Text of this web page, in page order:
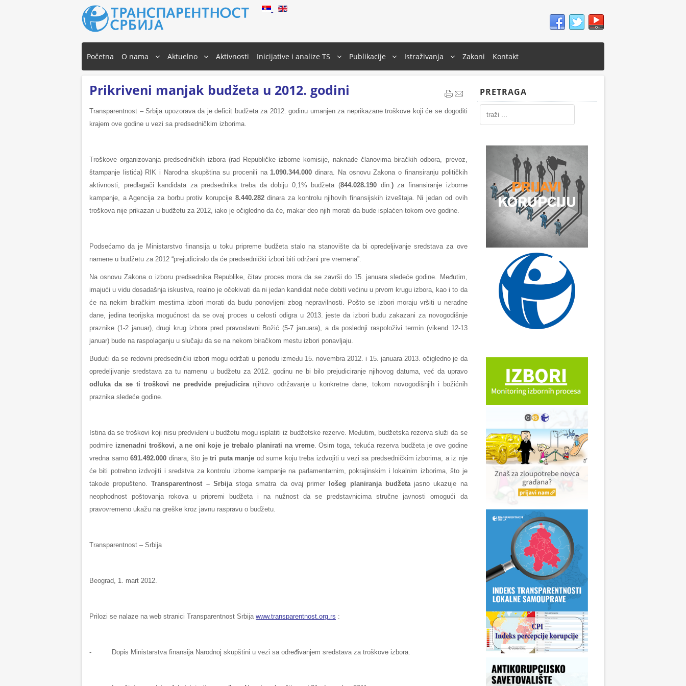
Početna O nama Aktuelno Aktivnosti Inicijative i analize TS Publikacije Istraživanja Zakoni Kontakt
Prikriveni manjak budžeta u 2012. godini
Transparentnost – Srbija upozorava da je deficit budžeta za 2012. godinu umanjen za neprikazane troškove koji će se dogoditi
krajem ove godine u vezi sa predsedničkim izborima.
Troškove organizovanja predsedničkih izbora (rad Republičke izborne komisije, naknade članovima biračkih odbora, prevoz,
štampanje listića) RIK i Narodna skupština su procenili na 1.090.344.000dinara. Na osnovu Zakona o finansiranju političkih
aktivnosti, predlagači kandidata za predsednika treba da dobiju 0,1% budžeta (844.028.190 din. )za finansiranje izborne
kampanje, a Agencija za borbu protiv korupcije 8.440.282dinara za kontrolu njihovih finansijskih izveštaja. Ni jedan od ovih
troškova nije prikazan u budžetu za 2012, iako je očigledno da će, makar deo njih morati da bude isplaćen tokom ove godine.
Podsećamo da je Ministarstvo finansija u toku pripreme budžeta stalo na stanovište da bi opredeljivanje sredstava za ove
namene u budžetu za 2012 “prejudiciralo da će predsednički izbori biti održani pre vremena”.
Na osnovu Zakona o izboru predsednika Republike, čitav proces mora da se završi do 15. januara sledeće godine. Međutim,
imajući u vidu dosadašnja iskustva, realno je očekivati da ni jedan kandidat neće dobiti većinu u prvom krugu izbora, kao i to da
će na nekim biračkim mestima izbori morati da budu ponovljeni zbog nepravilnosti. Pošto se izbori moraju vršiti u neradne
dane, jedina teorijska mogućnost da se ovaj proces u celosti odigra u 2013. jeste da izbori budu zakazani za novogodišnje
praznike (1-2 januar), drugi krug izbora pred pravoslavni Božić (5-7 januara), a da poslednji raspoloživi termin (vikend 12-13
januar) bude na raspolaganju u slučaju da se na nekom biračkom mestu izbori ponavljaju.
Budući da se redovni predsednički izbori mogu održati u periodu između 15. novembra 2012. i 15. januara 2013. očigledno je da
opredeljivanje sredstava za tu namenu u budžetu za 2012. godinu ne bi bilo prejudiciranje njihovog datuma, već da upravo
odluka da se ti troškovi ne predvide prejudiciranjihovo održavanje u konkretne dane, tokom novogodišnjih i božićnih
praznika sledeće godine.
Istina da se troškovi koji nisu predviđeni u budžetu mogu isplatiti iz budžetske rezerve. Međutim, budžetska rezerva služi da se
podmire iznenadni troškovi, a ne oni koje je trebalo planirati na vreme. Osim toga, tekuća rezerva budžeta je ove godine
vredna samo691.492.000 dinara, što jetri puta manje od sume koju treba izdvojiti u vezi sa predsedničkim izborima, a iz nje
će biti potrebno izdvojiti i sredstva za kontrolu izborne kampanje na parlamentarnim, pokrajinskim i lokalnim izborima, što je
takođe propušteno.Transparentnost – Srbijastoga smatra da ovaj primer lošeg planiranja budžetajasno ukazuje na
neophodnost poštovanja rokova u pripremi budžeta i na nužnost da se predstavnicima stručne javnosti omogući da
pravovremeno ukažu na greške kroz javnu raspravu o budžetu.
Transparentnost – Srbija
Beograd, 1. mart 2012.
Prilozi se nalaze na web stranici Transparentnost Srbija www.transparentnost.org.rs :
- Dopis Ministarstva finansija Narodnoj skupštini u vezi sa određivanjem sredstava za troškove izbora.
PRETRAGA